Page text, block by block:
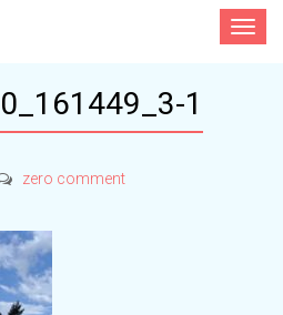
Toggle
1
zero comment